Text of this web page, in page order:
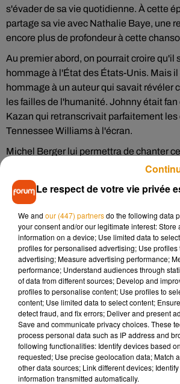
s'évader de sa vie quotidienne. À cette
partage sa vie avec Nathalie Baye, une
encore plus de profondeur à cette
Au premier abord, on pourrait croire qu'il
hommage à l'État des États-Unis. Mais il
hommage à un auteur qui savait révéler
les failles de l'humanité. Johnny était fan
Kazan qui retranscrivait parfaitement
Tennessee Williams à l'écran.
Michel Berger lui permettra de chanter
Le respect de votre vie privée
We and our (447) partnersdo the following data
your consent and/or our legitimate interest: Store
information on a device; Use limited data to
profiles for personalised advertising; Use
advertising; Measure advertising performance;
performance; Understand audiences through
of data from different sources; Develop and
profiles to personalise content; Use profiles to
content; Use limited data to select content;
detect fraud, and fix errors; Deliver and present
Save and communicate privacy choices. These
process personal data such as IP address and
following functionalities: Identify devices based
requested; Use precise geolocation data; Match
other data sources; Link different devices;
information transmitted automatically.